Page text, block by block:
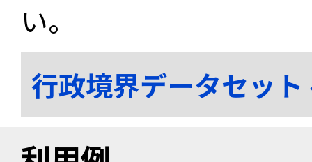
い。
行政境界データセッ